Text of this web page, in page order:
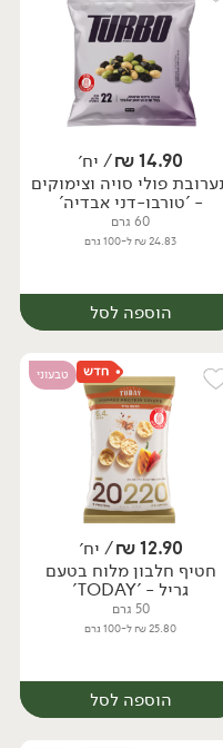
יח׳
14.90
₪/ יח׳
פולי סויה וצימוקים
- 'טורבו-דני אבדיה'
60 גרם
24.83 ₪ ל-100 גרם
הוספה לסל
יח׳
טבעוני
12.90
₪/ יח׳
חטיף חלבון מלוח בטעם
גריל - 'TODAY'
50 גרם
25.80 ₪ ל-100 גרם
הוספה לסל